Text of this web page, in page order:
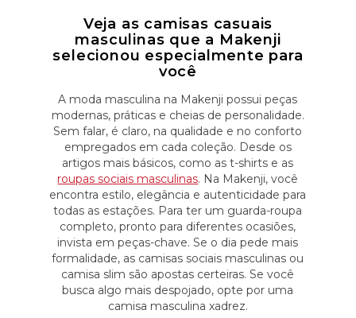
Veja as camisas casuais
masculinas que a Makenji
selecionou especialmente para
você
A moda masculina na Makenji possui peças
modernas, práticas e cheias de personalidade.
Sem falar, é claro, na qualidade e no conforto
empregados em cada coleção. Desde os
artigos mais básicos, como as t-shirts e as
roupas sociais masculinas. Na Makenji, você
encontra estilo, elegância e autenticidade para
todas as estações. Para ter um guarda-roupa
completo, pronto para diferentes ocasiões,
invista em peças-chave. Se o dia pede mais
formalidade, as camisas sociais masculinas ou
camisa slim são apostas certeiras. Se você
busca algo mais despojado, opte por uma
camisa masculina xadrez.